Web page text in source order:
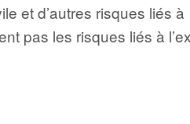
et d’autres risques liés à
pas les risques liés à